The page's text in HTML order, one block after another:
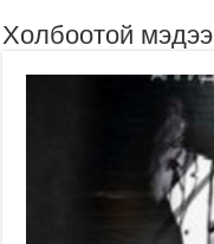
Холбоотой мэдээ